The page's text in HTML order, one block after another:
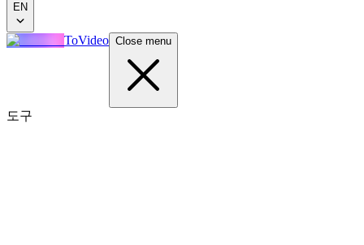
EN
ToVideo Close menu
도구